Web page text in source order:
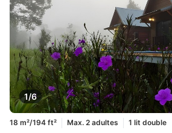
1/6
18 m²/194 ft² Max. 2 adultes
1 lit double